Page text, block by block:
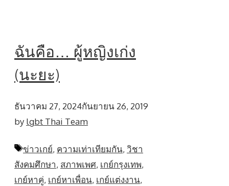
ฉันคือ… ผู้หญิงเก่ง
(นะยะ)
ธันวาคม 27, 2024กันยายน 26, 2019
by lgbt Thai Team
Tags
ข่าวเกย์, ความเท่าเทียมกัน, วิชา
สังคมศึกษา, สภาพเพศ, เกย์กรุงเทพ,
เกย์หาคู่, เกย์หาเพื่อน, เกย์แต่งงาน,